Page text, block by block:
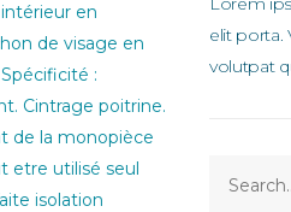
en
de visage en
:
Cintrage poitrine.
de la monopièce
etre utilisé seul
isolation
elit porta.
volutpat